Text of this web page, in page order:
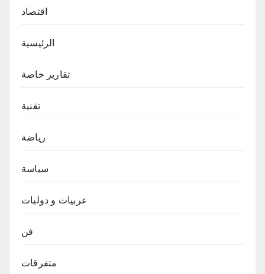
اقتصاد
الرئيسية
تقارير خاصة
تقنية
رياضة
سياسة
عربيات و دوليات
فن
متفرقات